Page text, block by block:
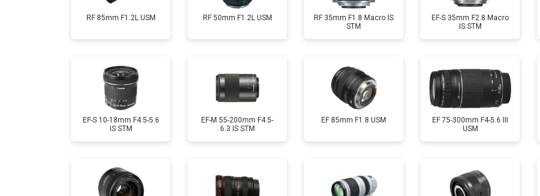
RF 85mm F1.2L USM RF 50mm F1.2L USM
RF 35mm F1.8 Macro IS
STM
EF-S 35mm F2.8 Macro
IS STM
EF-S 10-18mm F4.5-5.6
IS STM
EF-M 55-200mm F4.5-
6.3 IS STM
EF 85mm F1.8 USM
EF 75-300mm F4-5.6 III
USM